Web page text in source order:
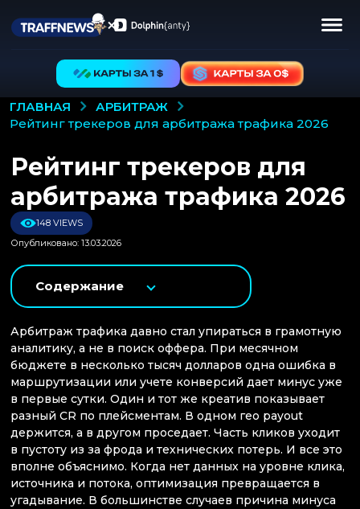
ГЛАВНАЯ
АРБИТРАЖ
рейтинг трекеров для арбитража трафика 2026
Рейтинг трекеров для
арбитража трафика 2026
148 VIEWS
Опубликовано: 13.03.2026
Содержание
Арбитраж трафика давно стал упираться в грамотную
аналитику, а не в поиск оффера. При месячном
бюджете в несколько тысяч долларов одна ошибка в
маршрутизации или учете конверсий дает минус уже
в первые сутки. Один и тот же креатив показывает
разный CR по плейсментам. В одном гео payout
держится, а в другом проседает. Часть кликов уходит
в пустоту из за фрода и технических потерь. И все это
вполне объяснимо. Когда нет данных на уровне клика,
источника и потока, оптимизация превращается в
угадывание. В большинстве случаев причина минуса